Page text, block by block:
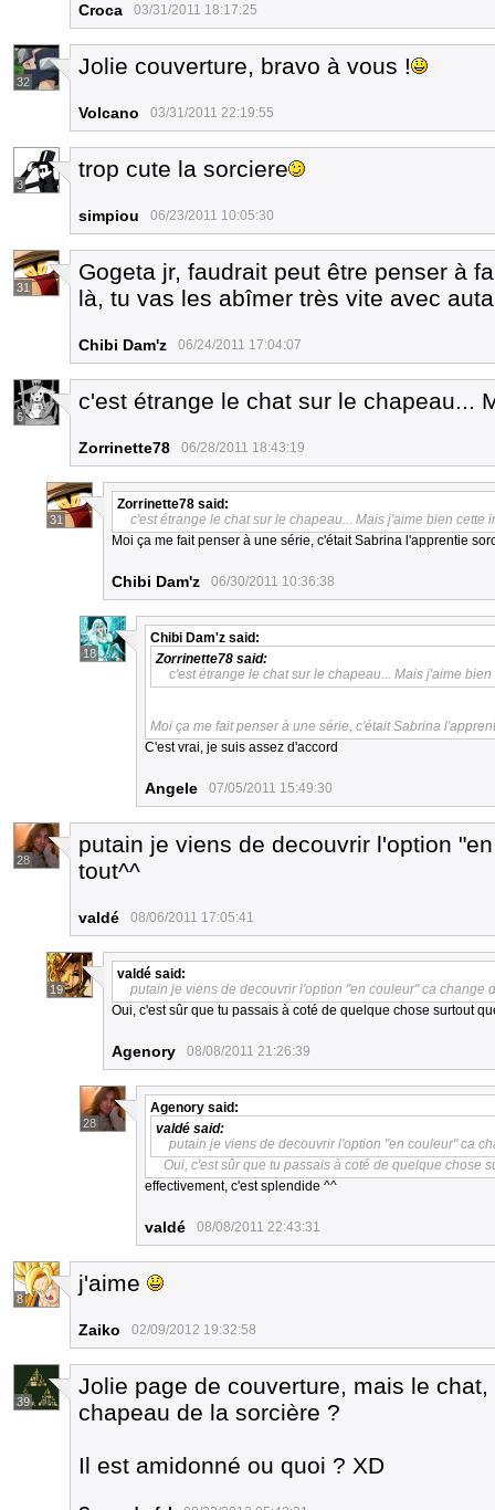
Croca 03/31/2011 18:17:25
32
Jolie couverture, bravo à vous !
Volcano 03/31/2011 22:19:55
3
trop cute la sorciere
simpiou 06/23/2011 10:05:30
31
Gogeta jr, faudrait peut être penser à
là, tu vas les abîmer très vite avec
Chibi Dam'z 06/24/2011 17:04:07
6
c'est étrange le chat sur le chapeau...
Zorrinette78 06/28/2011 18:43:19
31
Zorrinette78 said:
c'est étrange le chat sur le chapeau... Mais j'aime bien cette
Moi ça me fait penser à une série, c'était Sabrina l'apprentie
Chibi Dam'z 06/30/2011 10:36:38
18
Chibi Dam'z said:
Zorrinette78 said:
c'est étrange le chat sur le chapeau... Mais j'aime
Moi ça me fait penser à une série, c'était Sabrina
C'est vrai, je suis assez d'accord
Angele 07/05/2011 15:49:30
28
putain je viens de decouvrir l'option
tout^^
valdé 08/06/2011 17:05:41
19
valdé said:
putain je viens de decouvrir l'option "en couleur" ca change
Oui, c'est sûr que tu passais à coté de quelque chose surtout
Agenory 08/08/2011 21:26:39
28
Agenory said:
valdé said:
putain je viens de decouvrir l'option "en couleur" ca
Oui, c'est sûr que tu passais à coté de quelque chose
effectivement, c'est splendide ^^
valdé 08/08/2011 22:43:31
8
j'aime
Zaiko 02/09/2012 19:32:58
39
Jolie page de couverture, mais le
chapeau de la sorcière ?
Il est amidonné ou quoi ? XD